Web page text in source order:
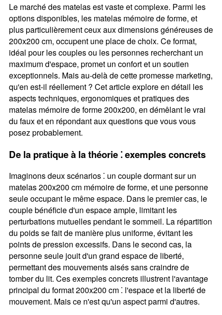
Le marché des matelas est vaste et complexe. Parmi les
options disponibles, les matelas mémoire de forme, et
plus particulièrement ceux aux dimensions généreuses de
200x200 cm, occupent une place de choix. Ce format,
idéal pour les couples ou les personnes recherchant un
maximum d'espace, promet un confort et un soutien
exceptionnels. Mais au-delà de cette promesse marketing,
qu'en est-il réellement ? Cet article explore en détail les
aspects techniques, ergonomiques et pratiques des
matelas mémoire de forme 200x200, en démêlant le vrai
du faux et en répondant aux questions que vous vous
posez probablement.
De la pratique à la théorie ⁚ exemples concrets
Imaginons deux scénarios ⁚ un couple dormant sur un
matelas 200x200 cm mémoire de forme, et une personne
seule occupant le même espace. Dans le premier cas, le
couple bénéficie d'un espace ample, limitant les
perturbations mutuelles pendant le sommeil. La répartition
du poids se fait de manière plus uniforme, évitant les
points de pression excessifs. Dans le second cas, la
personne seule jouit d'un grand espace de liberté,
permettant des mouvements aisés sans craindre de
tomber du lit. Ces exemples concrets illustrent l'avantage
principal du format 200x200 cm ⁚ l'espace et la liberté de
mouvement. Mais ce n'est qu'un aspect parmi d'autres.